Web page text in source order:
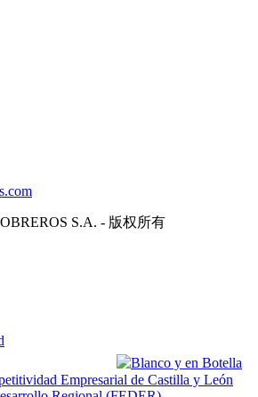
S.A. - 版权所有